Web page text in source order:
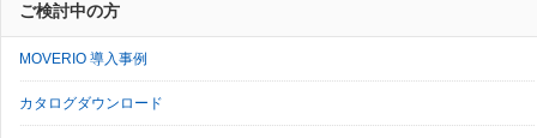
ご検討中の方
MOVERIO 導入事例
カタログダウンロード